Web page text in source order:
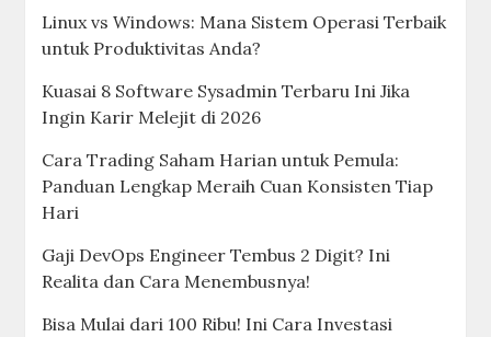
Linux vs Windows: Mana Sistem Operasi Terbaik
untuk Produktivitas Anda?
Kuasai 8 Software Sysadmin Terbaru Ini Jika
Ingin Karir Melejit di 2026
Cara Trading Saham Harian untuk Pemula:
Panduan Lengkap Meraih Cuan Konsisten Tiap
Hari
Gaji DevOps Engineer Tembus 2 Digit? Ini
Realita dan Cara Menembusnya!
Bisa Mulai dari 100 Ribu! Ini Cara Investasi